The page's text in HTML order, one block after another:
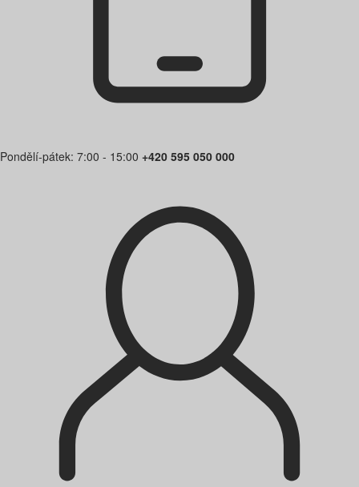
Pondělí-pátek: 7:00 - 15:00 +420 595 050 000